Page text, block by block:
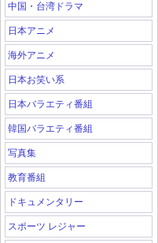
中国・台湾ドラマ
日本アニメ
海外アニメ
日本お笑い系
日本バラエティ番組
韓国バラエティ番組
写真集
教育番組
ドキュメンタリー
スポーツ レジャー